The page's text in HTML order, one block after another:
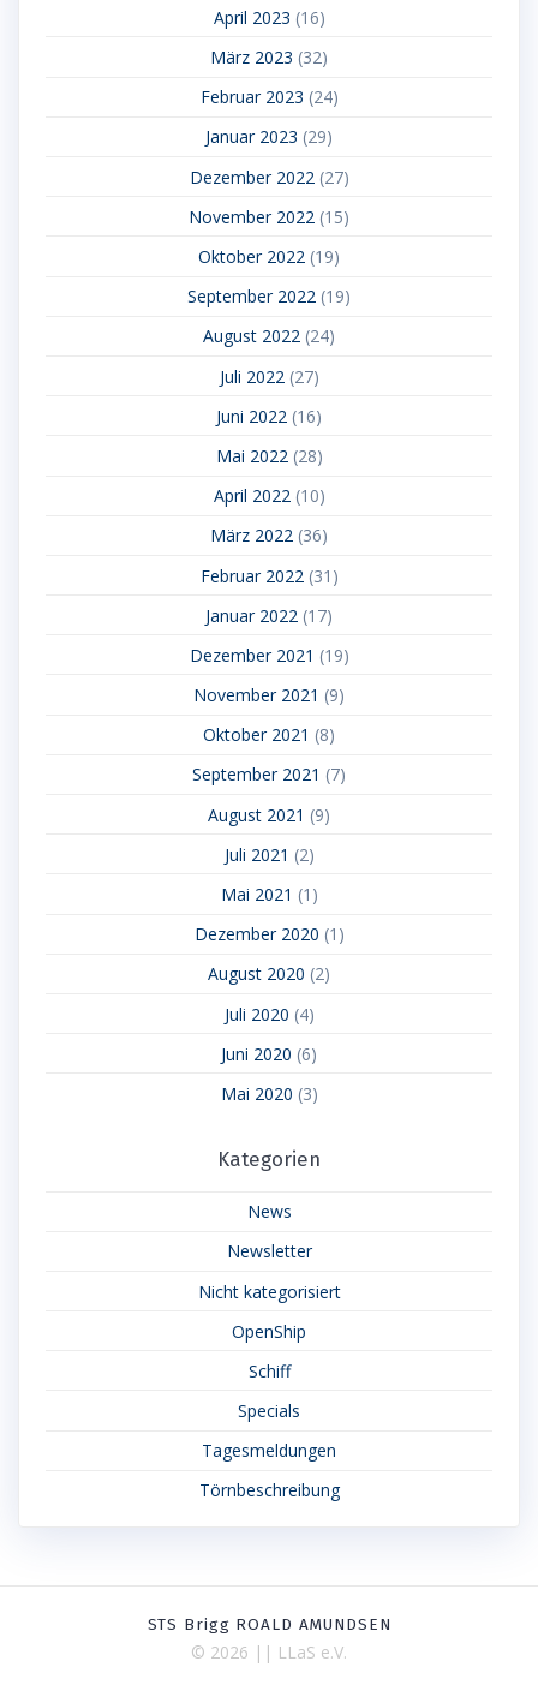
April 2023 (16)
März 2023 (32)
Februar 2023 (24)
Januar 2023 (29)
Dezember 2022 (27)
November 2022 (15)
Oktober 2022 (19)
September 2022 (19)
August 2022 (24)
Juli 2022 (27)
Juni 2022 (16)
Mai 2022(28)
April 2022(10)
März 2022 (36)
Februar 2022 (31)
Januar 2022 (17)
Dezember 2021 (19)
November 2021 (9)
Oktober 2021 (8)
September 2021 (7)
August 2021 (9)
Juli 2021 (2)
Mai 2021 (1)
Dezember 2020 (1)
August 2020 (2)
Juli 2020 (4)
Juni 2020 (6)
Mai 2020 (3)
Kategorien
News
Newsletter
Nicht kategorisiert
OpenShip
Schiff
Specials
Tagesmeldungen
Törnbeschreibung
STS Brigg ROALD AMUNDSEN
© 2026 || LLaS e.V.